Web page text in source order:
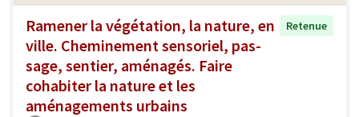
Ramener la végétation, la nature, en
ville. Cheminement sensoriel, pas-
sage, sentier, aménagés. Faire
cohabiter la nature et les
aménagements urbains
Retenue